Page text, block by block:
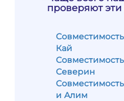
проверяют
Кай
Северин
и Алим